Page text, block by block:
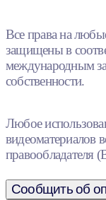
Все права на
защищены в
международным
собственности.
Любое
видеоматериалов
правообладателя
Сообщить об